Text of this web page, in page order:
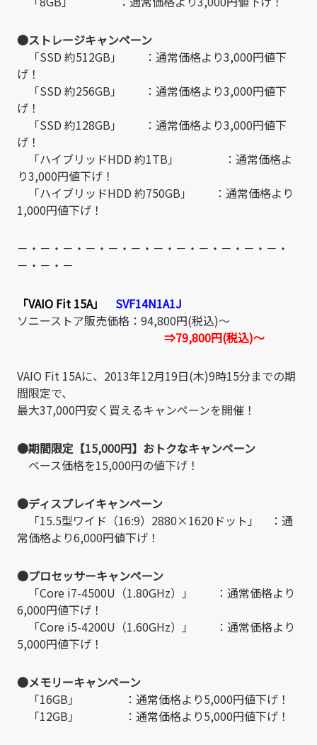
●ストレージキャンペーン
「SSD 約512GB」 ：通常価格より3,000円値下
げ！
「SSD 約256GB」 ：通常価格より3,000円値下
げ！
「SSD 約128GB」 ：通常価格より3,000円値下
げ！
「ハイブリッドHDD 約1TB」 ：通常価格よ
り3,000円値下げ！
「ハイブリッドHDD 約750GB」 ：通常価格より
1,000円値下げ！
－・－・－・－・－・－・－・－・－・－・－・－・
－・－・－
「VAIO Fit 15A」
SVF14N1A1J
ソニーストア販売価格：94,800円(税込)～
⇒79,800円(税込)～
VAIO Fit 15Aに、2013年12月19日(木)9時15分までの期
間限定で、
最大37,000円安く買えるキャンペーンを開催！
●期間限定【15,000円】おトクなキャンペーン
ベース価格を15,000円の値下げ！
●ディスプレイキャンペーン
「15.5型ワイド（16:9）2880×1620ドット」 ：通
常価格より6,000円値下げ！
●プロセッサーキャンペーン
「Core i7-4500U（1.80GHz）」 ：通常価格より
6,000円値下げ！
「Core i5-4200U（1.60GHz）」 ：通常価格より
5,000円値下げ！
●メモリーキャンペーン
「16GB」 ：通常価格より5,000円値下げ！
「12GB」 ：通常価格より5,000円値下げ！